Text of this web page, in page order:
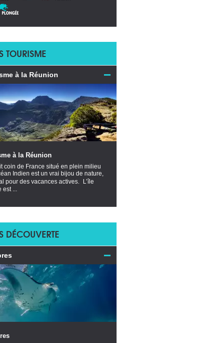
TOURISME
à la Réunion
à la Réunion
coin de France situé en plein milieu
Indien est un vrai bijou de nature,
pour des vacances actives. L’île
est ...
DÉCOUVERTE